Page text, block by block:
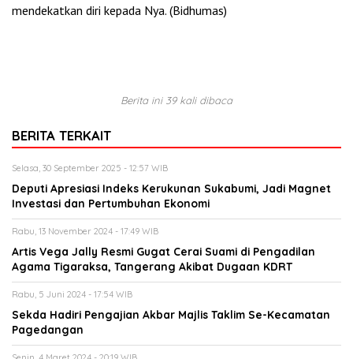
mendekatkan diri kepada Nya. (Bidhumas)
Berita ini 39 kali dibaca
BERITA TERKAIT
Selasa, 30 September 2025 - 12:57 WIB
Deputi Apresiasi Indeks Kerukunan Sukabumi, Jadi Magnet
Investasi dan Pertumbuhan Ekonomi
Rabu, 13 November 2024 - 17:49 WIB
Artis Vega Jally Resmi Gugat Cerai Suami di Pengadilan
Agama Tigaraksa, Tangerang Akibat Dugaan KDRT
Rabu, 5 Juni 2024 - 17:54 WIB
Sekda Hadiri Pengajian Akbar Majlis Taklim Se-Kecamatan
Pagedangan